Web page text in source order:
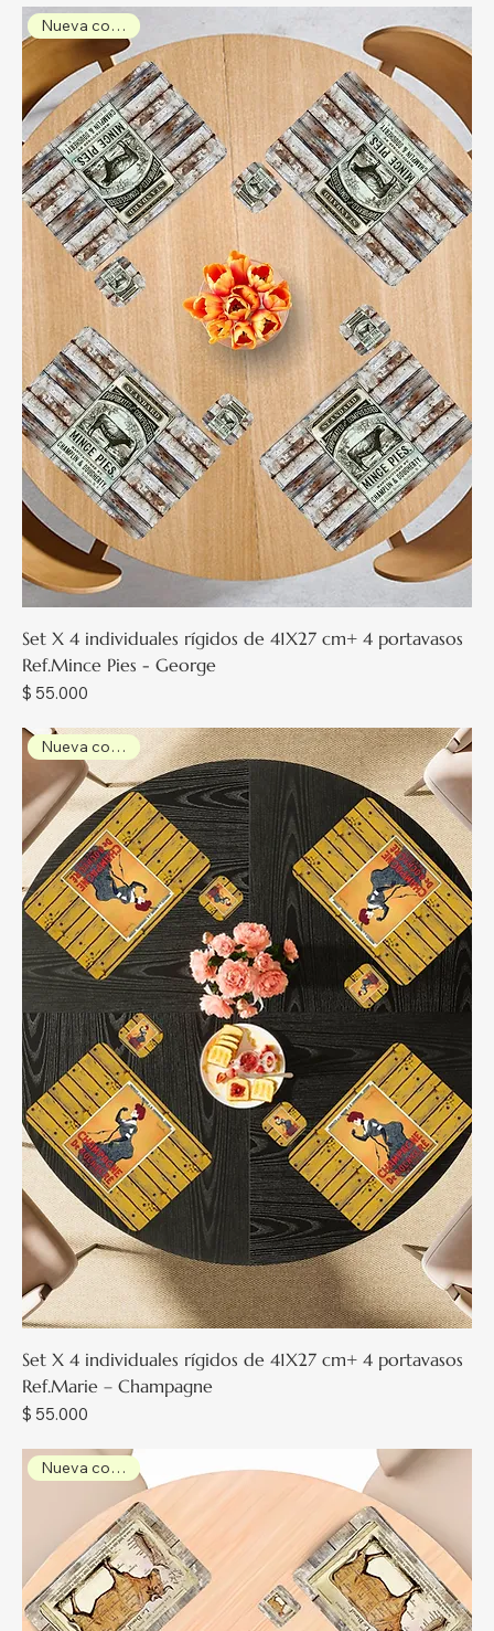
Nueva colección
Set X 4 individuales rígidos de 41X27 cm+ 4 portavasos
Ref.Mince Pies - George
Precio
$ 55.000
Nueva colección
Set X 4 individuales rígidos de 41X27 cm+ 4 portavasos
Ref.Marie – Champagne
Precio
$ 55.000
Nueva colección